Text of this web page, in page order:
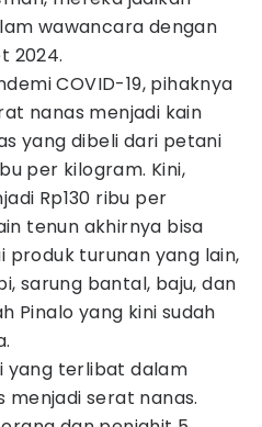
wawancara dengan
2024.
COVID-19, pihaknya
nanas menjadi kain
yang dibeli dari petani
per kilogram. Kini,
Rp130 ribu per
tenun akhirnya bisa
produk turunan yang lain,
sarung bantal, baju, dan
Pinalo yang kini sudah
yang terlibat dalam
menjadi serat nanas.